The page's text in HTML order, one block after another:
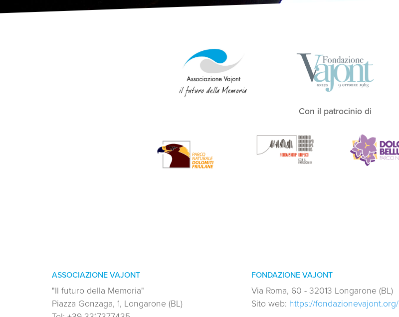
Con il patrocinio di
ASSOCIAZIONE VAJONT
"Il futuro della Memoria"
Piazza Gonzaga, 1, Longarone (BL)
FONDAZIONE VAJONT
Via Roma, 60 - 32013 Longarone (BL)
Sito web: https://fondazionevajont.org/